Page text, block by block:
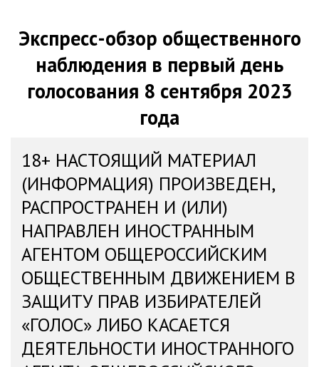
Экспресс-обзор общественного
наблюдения в первый день
голосования 8 сентября 2023
года
18+ НАСТОЯЩИЙ МАТЕРИАЛ
(ИНФОРМАЦИЯ) ПРОИЗВЕДЕН,
РАСПРОСТРАНЕН И (ИЛИ)
НАПРАВЛЕН ИНОСТРАННЫМ
АГЕНТОМ ОБЩЕРОССИЙСКИМ
ОБЩЕСТВЕННЫМ ДВИЖЕНИЕМ В
ЗАЩИТУ ПРАВ ИЗБИРАТЕЛЕЙ
«ГОЛОС» ЛИБО КАСАЕТСЯ
ДЕЯТЕЛЬНОСТИ ИНОСТРАННОГО